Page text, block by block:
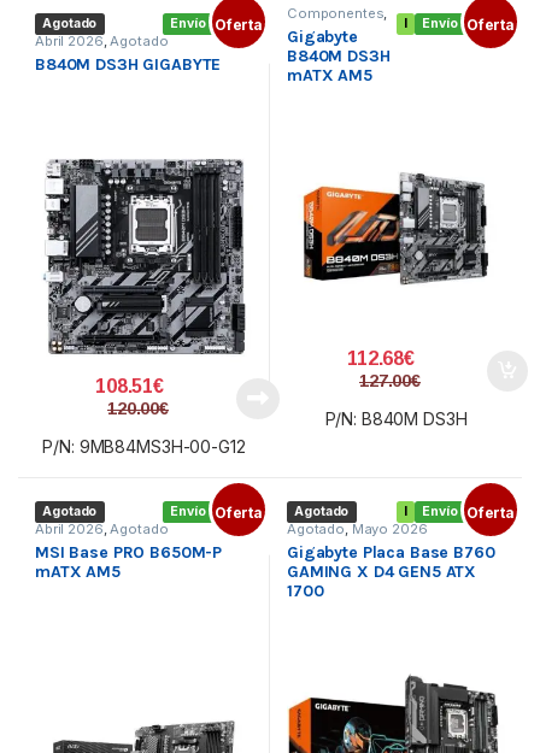
Envío gratis
Agotado Oferta
Abril 2026,Agotado
B840M DS3H GIGABYTE
108.51€
120.00€
P/N: 9MB84MS3H-00-G12
Envío gratis
Oferta
Componentes,
Placa base
AMD,Socket
AM5
Gigabyte
B840M DS3H
mATX AM5
112.68€
127.00€
P/N: B840M DS3H
Envío gratis
Agotado Oferta
Abril 2026,Agotado
MSI Base PRO B650M-P
mATX AM5
Envío gratis
I
Agotado Oferta
Agotado,Mayo 2026
Gigabyte Placa Base B760
GAMING X D4 GEN5 ATX
1700